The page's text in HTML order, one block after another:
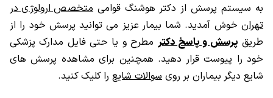
به سیستم پرسش از دکتر هوشنگ قوامی متخصص ارولوژی در
تهران خوش آمدید. شما بیمار عزیز می توانید پرسش خود را از
طریق پرسش و پاسخ دکتر مطرح و یا حتی فایل مدارک پزشکی
خود را پیوست قرار دهید. همچنین برای مشاهده پرسش های
شایع دیگر بیماران بر روی سوالات شایع را کلیک کنید.